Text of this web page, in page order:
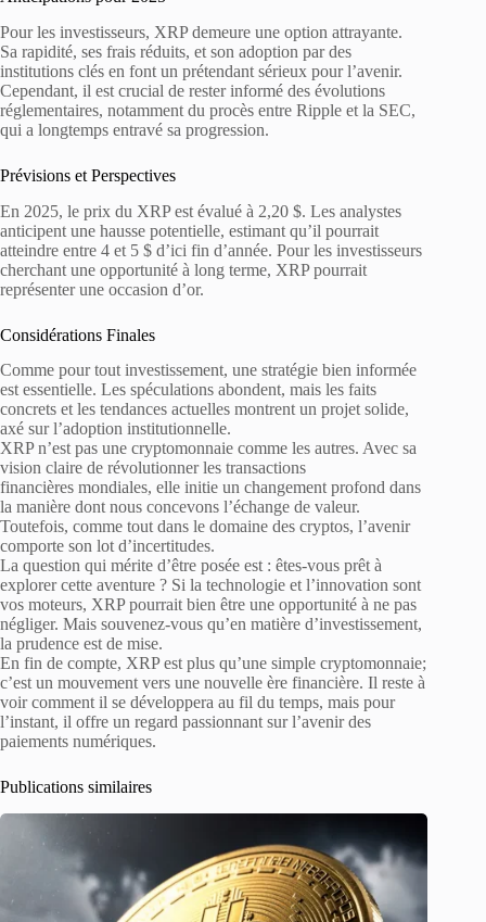
Pour les investisseurs, XRP demeure une option attrayante.
Sa rapidité, ses frais réduits, et son adoption par des
institutions clés en font un prétendant sérieux pour l’avenir.
Cependant, il est crucial de rester informé des évolutions
réglementaires, notamment du procès entre Ripple et la SEC,
qui a longtemps entravé sa progression.
Prévisions et Perspectives
En 2025, le prix du XRP est évalué à 2,20 $. Les analystes
anticipent une hausse potentielle, estimant qu’il pourrait
atteindre entre 4 et 5 $ d’ici fin d’année. Pour les investisseurs
cherchant une opportunité à long terme, XRP pourrait
représenter une occasion d’or.
Considérations Finales
Comme pour tout investissement, une stratégie bien informée
est essentielle. Les spéculations abondent, mais les faits
concrets et les tendances actuelles montrent un projet solide,
axé sur l’adoption institutionnelle.
XRP n’est pas une cryptomonnaie comme les autres. Avec sa
vision claire de révolutionner les transactions
financières mondiales, elle initie un changement profond dans
la manière dont nous concevons l’échange de valeur.
Toutefois, comme tout dans le domaine des cryptos, l’avenir
comporte son lot d’incertitudes.
La question qui mérite d’être posée est : êtes-vous prêt à
explorer cette aventure ? Si la technologie et l’innovation sont
vos moteurs, XRP pourrait bien être une opportunité à ne pas
négliger. Mais souvenez-vous qu’en matière d’investissement,
la prudence est de mise.
En fin de compte, XRP est plus qu’une simple cryptomonnaie;
c’est un mouvement vers une nouvelle ère financière. Il reste à
voir comment il se développera au fil du temps, mais pour
l’instant, il offre un regard passionnant sur l’avenir des
paiements numériques.
Publications similaires